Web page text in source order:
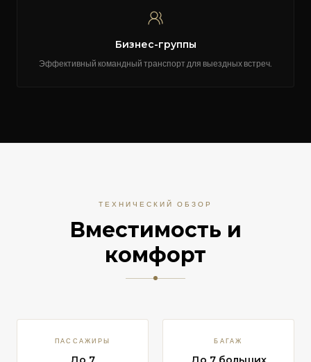
Бизнес-группы
Эффективный командный транспорт для выездных встреч.
ТЕХНИЧЕСКИЙ ОБЗОР
Вместимость и
комфорт
ПАССАЖИРЫ БАГАЖ